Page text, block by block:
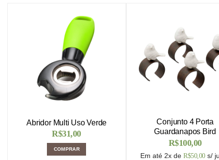
Abridor Multi Uso Verde
R$31,00
COMPRAR
Conjunto 4 Porta
Guardanapos Bird
R$100,00
Em até 2x de R$50,00 s/